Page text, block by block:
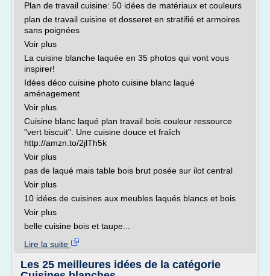
Plan de travail cuisine: 50 idées de matériaux et couleurs
plan de travail cuisine et dosseret en stratifié et armoires
sans poignées
Voir plus
La cuisine blanche laquée en 35 photos qui vont vous
inspirer!
Idées déco cuisine photo cuisine blanc laqué
aménagement
Voir plus
Cuisine blanc laqué plan travail bois couleur ressource
"vert biscuit". Une cuisine douce et fraîch
http://amzn.to/2jlTh5k
Voir plus
pas de laqué mais table bois brut posée sur ilot central
Voir plus
10 idées de cuisines aux meubles laqués blancs et bois
Voir plus
belle cuisine bois et taupe...
Lire la suite
Les 25 meilleures idées de la catégorie